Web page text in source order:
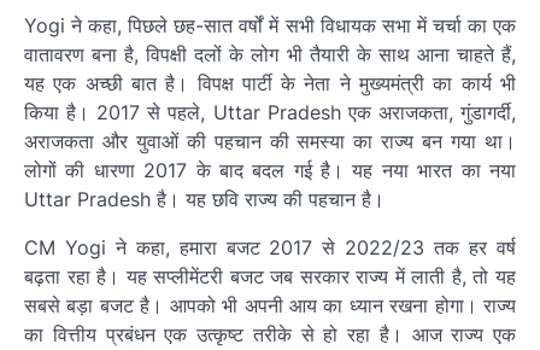
Yogi ने कहा, पिछले छह-सात वर्षों में सभी विधायक सभा में चर्चा का एक
वातावरण बना है, विपक्षी दलों के लोग भी तैयारी के साथ आना चाहते हैं,
यह एक अच्छी बात है। विपक्ष पार्टी के नेता ने मुख्यमंत्री का कार्य भी
किया है। 2017 से पहले, Uttar Pradesh एक अराजकता, गुंडागर्दी,
अराजकता और युवाओं की पहचान की समस्या का राज्य बन गया था।
लोगों की धारणा 2017 के बाद बदल गई है। यह नया भारत का नया
Uttar Pradesh है। यह छवि राज्य की पहचान है।
CM Yogi ने कहा, हमारा बजट 2017 से 2022/23 तक हर वर्ष
बढ़ता रहा है। यह सप्लीमेंटरी बजट जब सरकार राज्य में लाती है, तो यह
सबसे बड़ा बजट है। आपको भी अपनी आय का ध्यान रखना होगा। राज्य
का वित्तीय प्रबंधन एक उत्कृष्ट तरीके से हो रहा है। आज राज्य एक